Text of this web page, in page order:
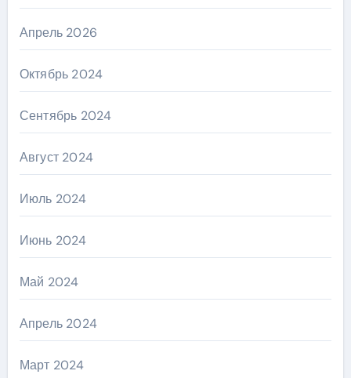
Апрель 2026
Октябрь 2024
Сентябрь 2024
Август 2024
Июль 2024
Июнь 2024
Май 2024
Апрель 2024
Март 2024